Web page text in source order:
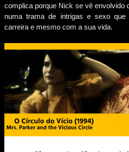
complica porque Nick se vê envolvido
numa trama de intrigas e sexo
carreira e mesmo com a sua vida.